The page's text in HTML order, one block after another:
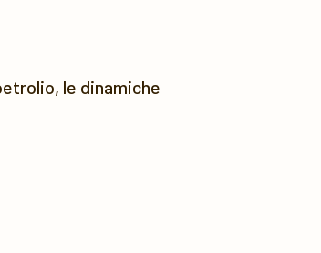
le dinamiche